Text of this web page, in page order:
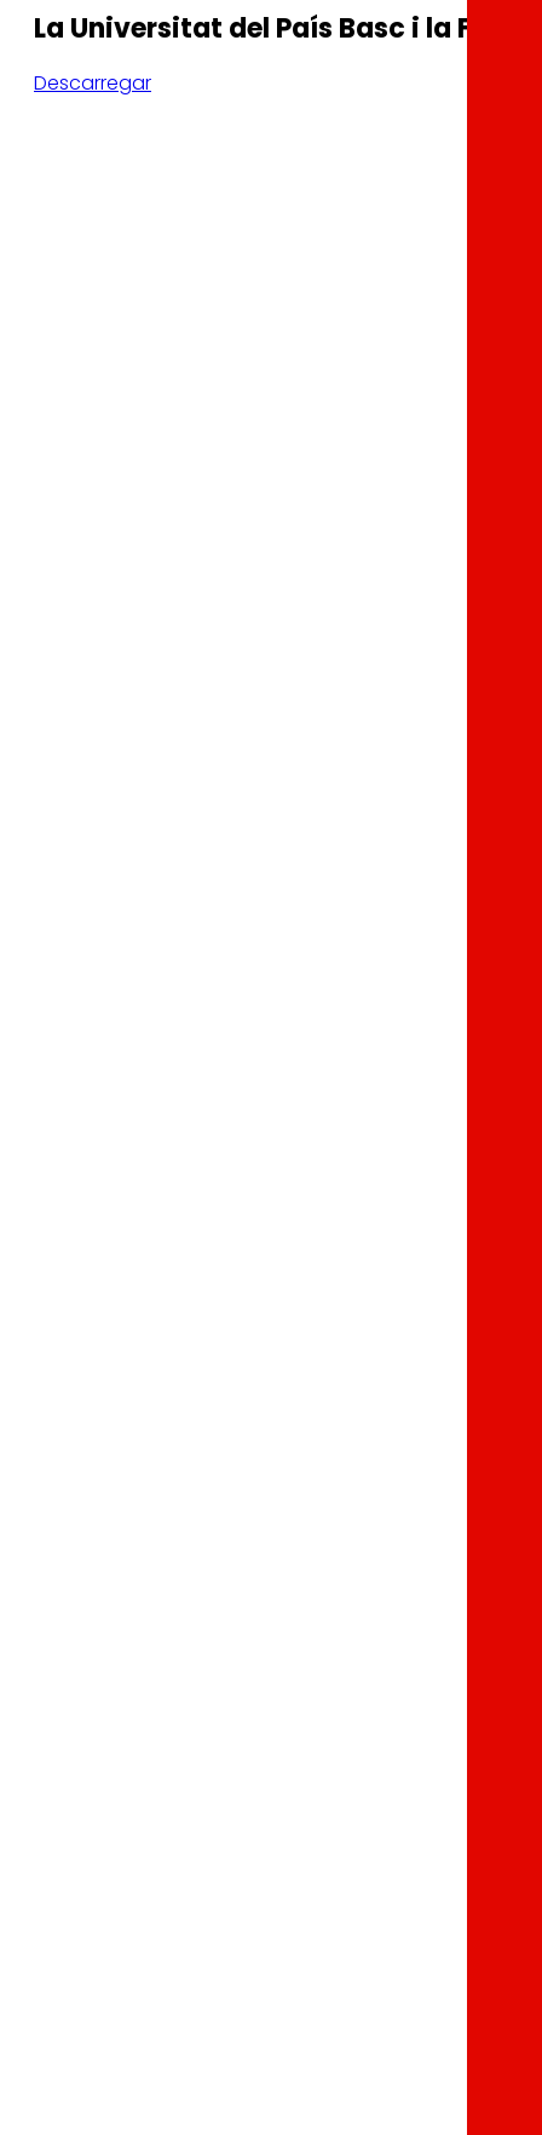
La Universitat del País Basc i la
Descarregar